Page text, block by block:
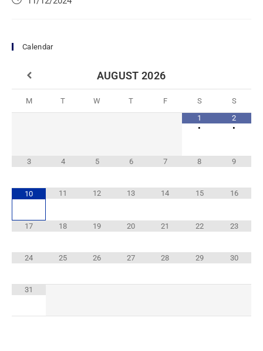
Calendar
AUGUST 2026
M T W T F S
S
1
•
2
•
3 4 5 6 7 8 9
10 11 12 13 14 15 16
17 18 19 20 21 22 23
24 25 26 27 28 29 30
31